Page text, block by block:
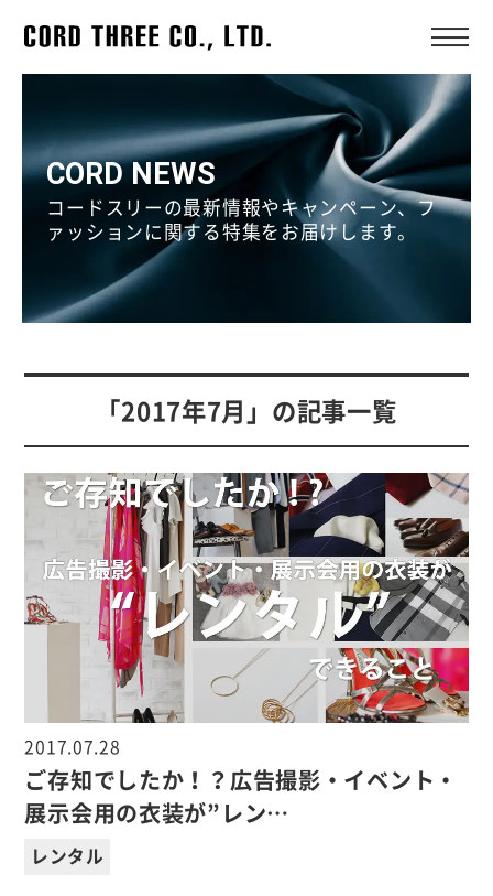
CORD NEWS
コードスリーの最新情報やキャンペーン、フ
ァッションに関する特集をお届けします。
「2017年7月」の記事一覧
2017.07.28
ご存知でしたか！？広告撮影・イベント・
展示会用の衣装が”レン…
レンタル